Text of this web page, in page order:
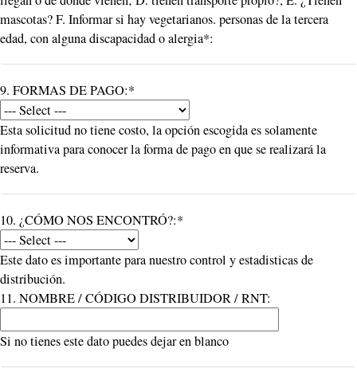
mascotas? F. Informar si hay vegetarianos. personas de la tercera
edad, con alguna discapacidad o alergia*:
9. FORMAS DE PAGO:*
Esta solicitud no tiene costo, la opción escogida es solamente
informativa para conocer la forma de pago en que se realizará la
reserva.
10. ¿CÓMO NOS ENCONTRÓ?:*
Este dato es importante para nuestro control y estadisticas de
distribución.
11. NOMBRE / CÓDIGO DISTRIBUIDOR / RNT:
Si no tienes este dato puedes dejar en blanco